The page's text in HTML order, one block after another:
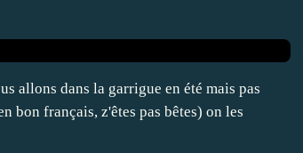
allons dans la garrigue en été mais pas
bon français, z'êtes pas bêtes) on les